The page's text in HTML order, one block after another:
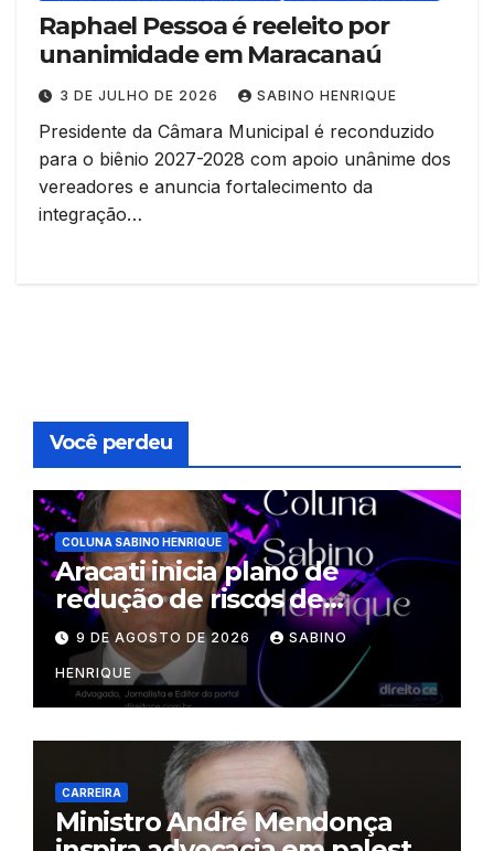
Raphael Pessoa é reeleito por
unanimidade em Maracanaú
3 DE JULHO DE 2026 SABINO HENRIQUE
Presidente da Câmara Municipal é reconduzido
para o biênio 2027-2028 com apoio unânime dos
vereadores e anuncia fortalecimento da
integração…
Você perdeu
COLUNA SABINO HENRIQUE
Aracati inicia plano de
redução de riscos de
desastres
9 DE AGOSTO DE 2026 SABINO
HENRIQUE
CARREIRA
Ministro André Mendonça